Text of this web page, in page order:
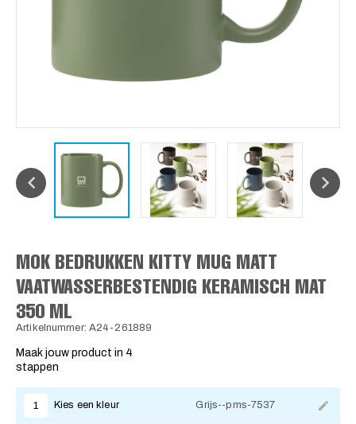
MOK BEDRUKKEN KITTY MUG MATT
VAATWASSERBESTENDIG KERAMISCH MAT
350 ML
Artikelnummer: A24-261889
Maak jouw product in 4
stappen
1 Kies een kleur Grijs--pms-7537